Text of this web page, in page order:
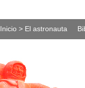
Inicio > El astronauta